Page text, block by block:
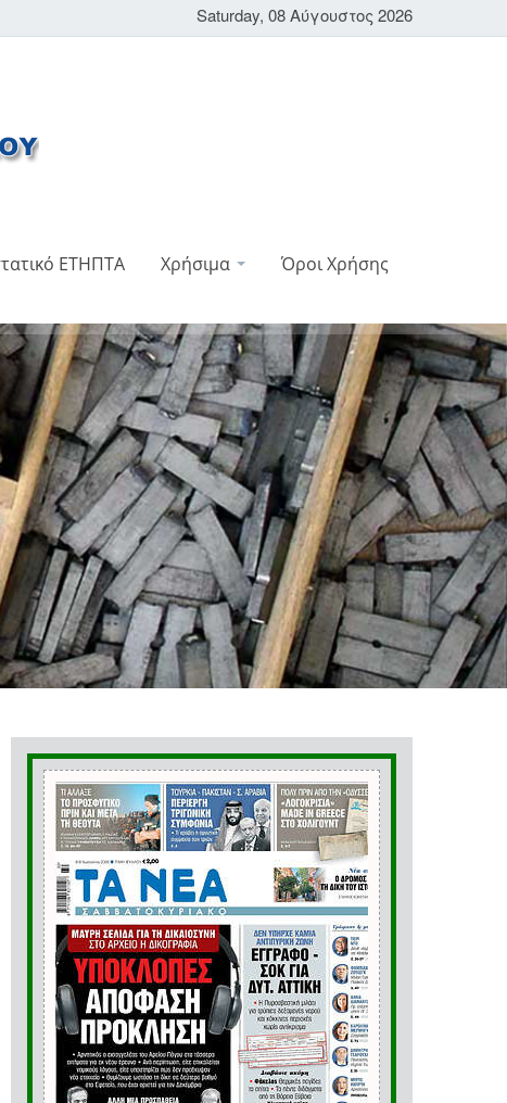
Saturday, 08 Αύγουστος 2026
ΕΤΗΠΤΑ Χρήσιμα Όροι Χρήσης